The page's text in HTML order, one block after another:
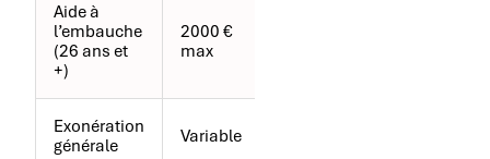
Aide à
l’embauche
(26 ans et
+)
2000 €
max
Exonération
générale
Variable